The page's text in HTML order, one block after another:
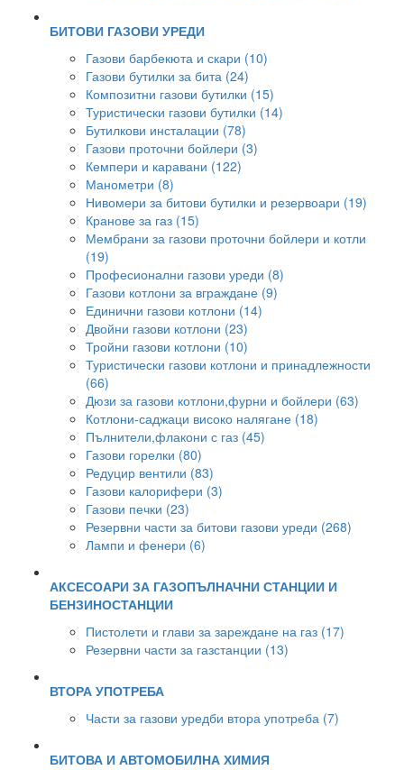
БИТОВИ ГАЗОВИ УРЕДИ
Газови барбекюта и скари (10)
Газови бутилки за бита (24)
Композитни газови бутилки (15)
Туристически газови бутилки (14)
Бутилкови инсталации (78)
Газови проточни бойлери (3)
Кемпери и каравани (122)
Манометри (8)
Нивомери за битови бутилки и резервоари (19)
Кранове за газ (15)
Мембрани за газови проточни бойлери и котли
(19)
Професионални газови уреди (8)
Газови котлони за вграждане (9)
Единични газови котлони (14)
Двойни газови котлони (23)
Тройни газови котлони (10)
Туристически газови котлони и принадлежности
(66)
Дюзи за газови котлони,фурни и бойлери (63)
Котлони-саджаци високо налягане (18)
Пълнители,флакони с газ (45)
Газови горелки (80)
Редуцир вентили (83)
Газови калорифери (3)
Газови печки (23)
Резервни части за битови газови уреди (268)
Лампи и фенери (6)
АКСЕСОАРИ ЗА ГАЗОПЪЛНАЧНИ СТАНЦИИ И
БЕНЗИНОСТАНЦИИ
Пистолети и глави за зареждане на газ (17)
Резервни части за газстанции (13)
ВТОРА УПОТРЕБА
Части за газови уредби втора употреба (7)
БИТОВА И АВТОМОБИЛНА ХИМИЯ